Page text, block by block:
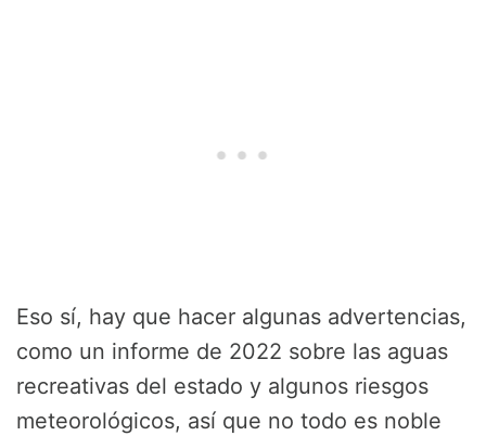
Eso sí, hay que hacer algunas advertencias,
como un informe de 2022 sobre las aguas
recreativas del estado y algunos riesgos
meteorológicos, así que no todo es noble